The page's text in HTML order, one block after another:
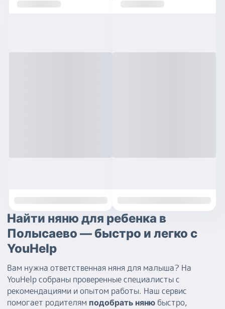
Найти няню для ребенка в
Полысаево — быстро и легко с
YouHelp
Вам нужна ответственная няня для малыша? На
YouHelp собраны проверенные специалисты с
рекомендациями и опытом работы. Наш сервис
помогает родителям подобрать няню быстро,